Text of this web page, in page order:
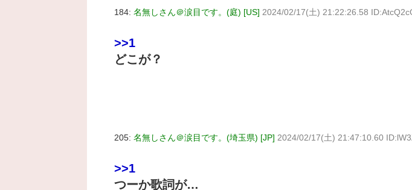
184: 名無しさん＠涙目です。(庭) [US] 2024/02/17(土) 21:22:26.58
>>1
どこが？
205: 名無しさん＠涙目です。(埼玉県) [JP] 2024/02/17(土) 21:47:10.60
>>1
つーか歌詞が…